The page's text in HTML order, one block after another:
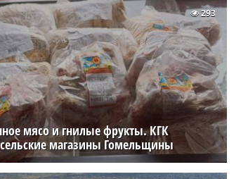
мясо и гнилые фрукты. КГК
магазины Гомельщины
293